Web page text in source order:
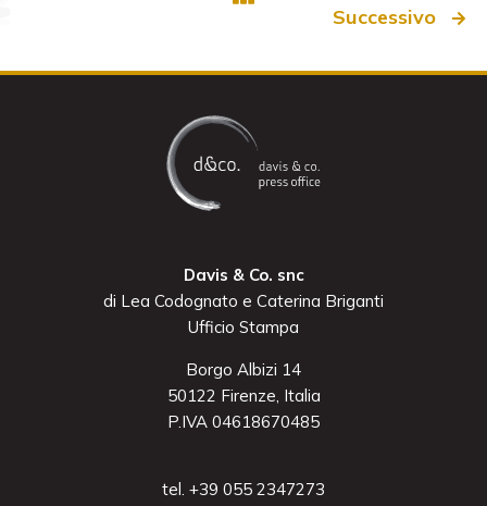
Successivo
Davis & Co. snc
di Lea Codognato e Caterina Briganti
Ufficio Stampa
Borgo Albizi 14
50122 Firenze, Italia
P.IVA 04618670485
tel. +39 055 2347273